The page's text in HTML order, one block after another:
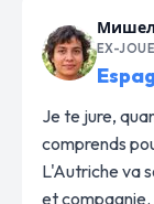
EX-
Je te jure,
comprends
L'Autriche va
et